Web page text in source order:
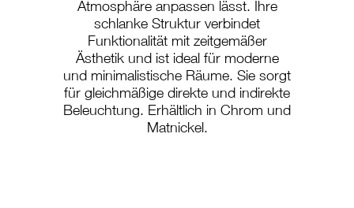
Atmosphäre anpassen lässt. Ihre
schlanke Struktur verbindet
Funktionalität mit zeitgemäßer
Ästhetik und ist ideal für moderne
und minimalistische Räume. Sie sorgt
für gleichmäßige direkte und indirekte
Beleuchtung. Erhältlich in Chrom und
Matnickel.